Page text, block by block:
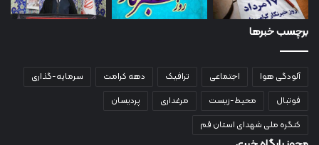
برچسب خبرها
آلودگی هوا اجتماعی ترافیک دهه کرامت
سرمایه-گذاری
فوتبال
محیط-زیست مرغداری
پردیسان
کنگره ملی شهدای استان قم